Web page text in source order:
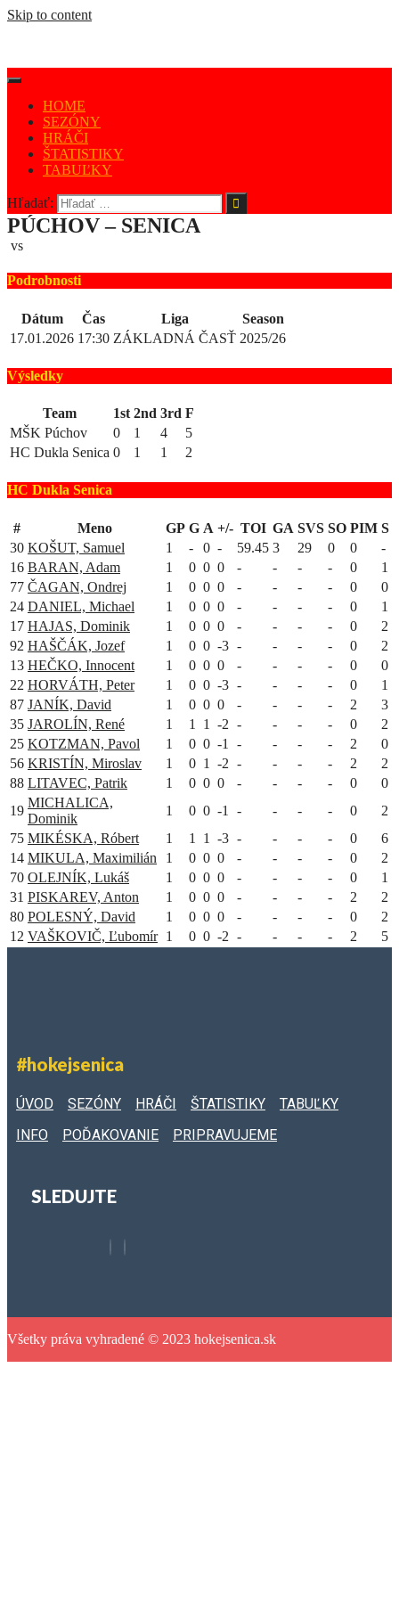
Skip to content
HOME
SEZÓNY
HRÁČI
ŠTATISTIKY
TABUĽKY
Hľadať:
PÚCHOV – SENICA
vs
Podrobnosti
Dátum Čas Liga
Season
17.01.2026 17:30 ZÁKLADNÁ ČASŤ 2025/26
Výsledky
Team 1st 2nd 3rd F
MŠK Púchov
0 1 4
5
HC Dukla Senica 0 1 1 2
HC Dukla Senica
# Meno GP G A +/- TOI GA SVS SO PIM S
30 KOŠUT, Samuel 1 - 0 - 59.45 3 29 0 0
-
16 BARAN, Adam 1 0 0 0 - - - - 0
1
77 ČAGAN, Ondrej 1 0 0 0 - - - - 0
0
24 DANIEL, Michael 1 0 0 0 - - - - 0
1
17 HAJAS, Dominik 1 0 0 0 - - - - 0
2
92 HAŠČÁK, Jozef 1 0 0 -3 - - - - 0
2
13 HEČKO, Innocent 1 0 0 0 - - - - 0
0
22 HORVÁTH, Peter 1 0 0 -3 - - - - 0
1
87 JANÍK, David 1 0 0 0 - - - - 2
3
35 JAROLÍN, René 1 1 1 -2 - - - - 0
2
25 KOTZMAN, Pavol 1 0 0 -1 - - - - 2
0
56 KRISTÍN, Miroslav 1 0 1 -2 - - - - 2
2
88 LITAVEC, Patrik 1 0 0 0 - - - - 0
0
19
MICHALICA,
Dominik
1 0 0 -1 - - - - 0
2
75 MIKÉSKA, Róbert 1 1 1 -3 - - - - 0
6
14 MIKULA, Maximilián 1 0 0 0 - - - - 0
2
70 OLEJNÍK, Lukáš 1 0 0 0 - - - - 0
1
31 PISKAREV, Anton 1 0 0 0 - - - - 2
2
80 POLESNÝ, David 1 0 0 0 - - - - 0
2
12 VAŠKOVIČ, Ľubomír 1 0 0 -2 - - - - 2 5
#hokejsenica
ÚVOD SEZÓNY HRÁČI ŠTATISTIKY
TABUĽKY
INFO
POĎAKOVANIE PRIPRAVUJEME
SLEDUJTE
Všetky práva vyhradené © 2023 hokejsenica.sk